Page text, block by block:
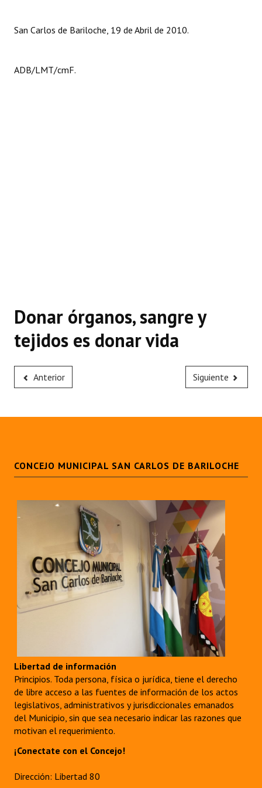
San Carlos de Bariloche, 19 de Abril de 2010.
ADB/LMT/cmF.
Donar órganos, sangre y
tejidos es donar vida
Anterior Siguiente
CONCEJO MUNICIPAL SAN CARLOS DE BARILOCHE
Libertad de información
Principios. Toda persona, física o jurídica, tiene el derecho
de libre acceso a las fuentes de información de los actos
legislativos, administrativos y jurisdiccionales emanados
del Municipio, sin que sea necesario indicar las razones que
motivan el requerimiento.
¡Conectate con el Concejo!
Dirección: Libertad 80